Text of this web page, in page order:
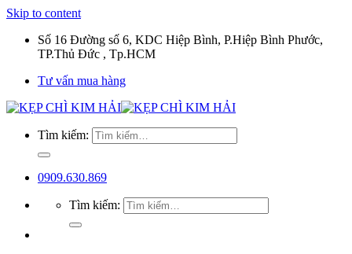
Skip to content
Số 16 Đường số 6, KDC Hiệp Bình, P.Hiệp Bình Phước,
TP.Thủ Đức , Tp.HCM
Tư vấn mua hàng
Tìm kiếm:
0909.630.869
Tìm kiếm: